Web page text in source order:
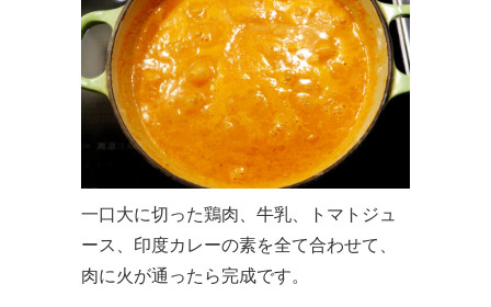
一口大に切った鶏肉、牛乳、トマトジュ
ース、印度カレーの素を全て合わせて、
肉に火が通ったら完成です。